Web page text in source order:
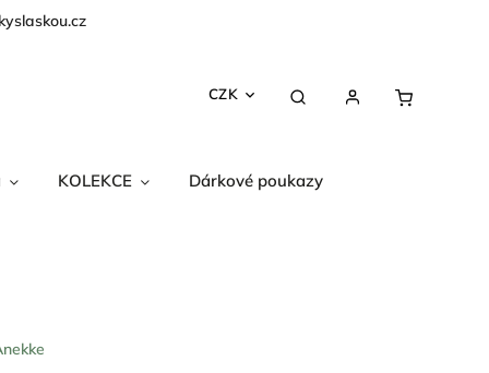
CZK
KOLEKCE Dárkové poukazy